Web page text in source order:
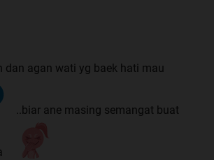
dan agan wati yg baek hati mau
..biar ane masing semangat buat